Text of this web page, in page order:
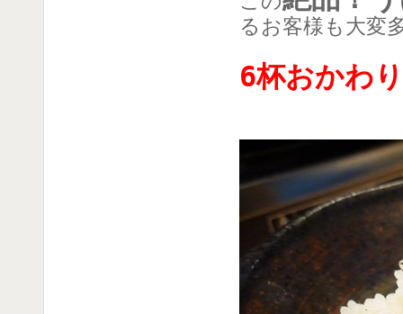
るお客様も大変
6杯おかわ